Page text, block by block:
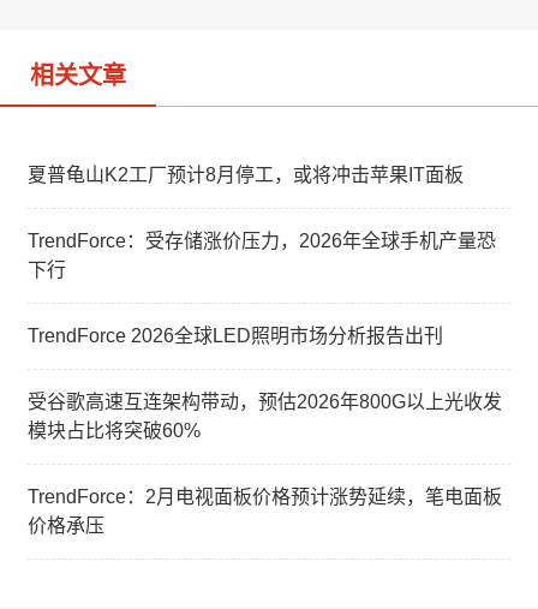
相关文章
夏普龟山K2工厂预计8月停工，或将冲击苹果IT面板
TrendForce：受存储涨价压力，2026年全球手机产量恐
下行
TrendForce 2026全球LED照明市场分析报告出刊
受谷歌高速互连架构带动，预估2026年800G以上光收发
模块占比将突破60%
TrendForce：2月电视面板价格预计涨势延续，笔电面板
价格承压